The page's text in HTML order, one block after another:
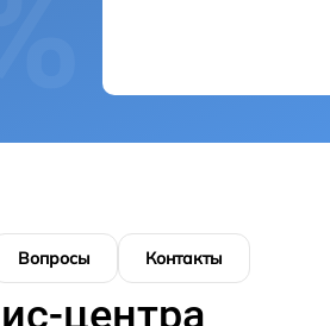
Вопросы Контакты
центра